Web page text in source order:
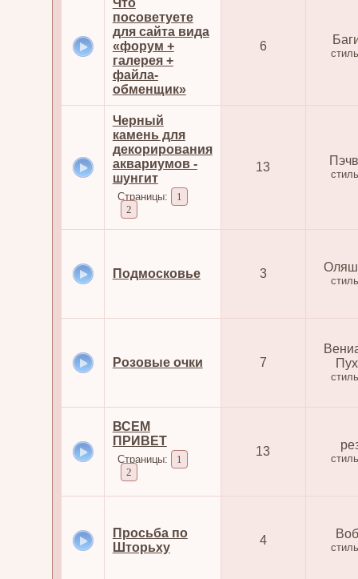
Что
посоветуете
для сайта вида
«форум +
галерея +
файла-
обменщик»
6
Черный
камень для
декорирования
аквариумов -
шунгит
Страницы:
1
2
13
Подмосковье 3
Розовые очки 7
ВСЕМ
ПРИВЕТ
Страницы:
1
2
13
Просьба по
Шторьху
4